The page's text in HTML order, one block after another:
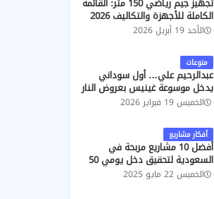
الكاملة للأجهزة والتكاليف 2026
الأحد 19 أبريل 2026
منوعات
عبدالرحيم علي… أول سوداني
يدخل موسوعة غينيس بعروض النار
الهندسية
الخميس 19 فبراير 2026
أفكار مشاريع
أفضل 10 مشاريع مربحة في
السعودية لتحقيق دخل يومي 50
ريالالخميس 22 مايو 2025